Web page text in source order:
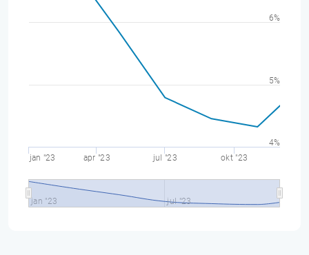
jan "23 apr "23 jul "23 okt "23
jan "23 jul "23
4%
5%
6%